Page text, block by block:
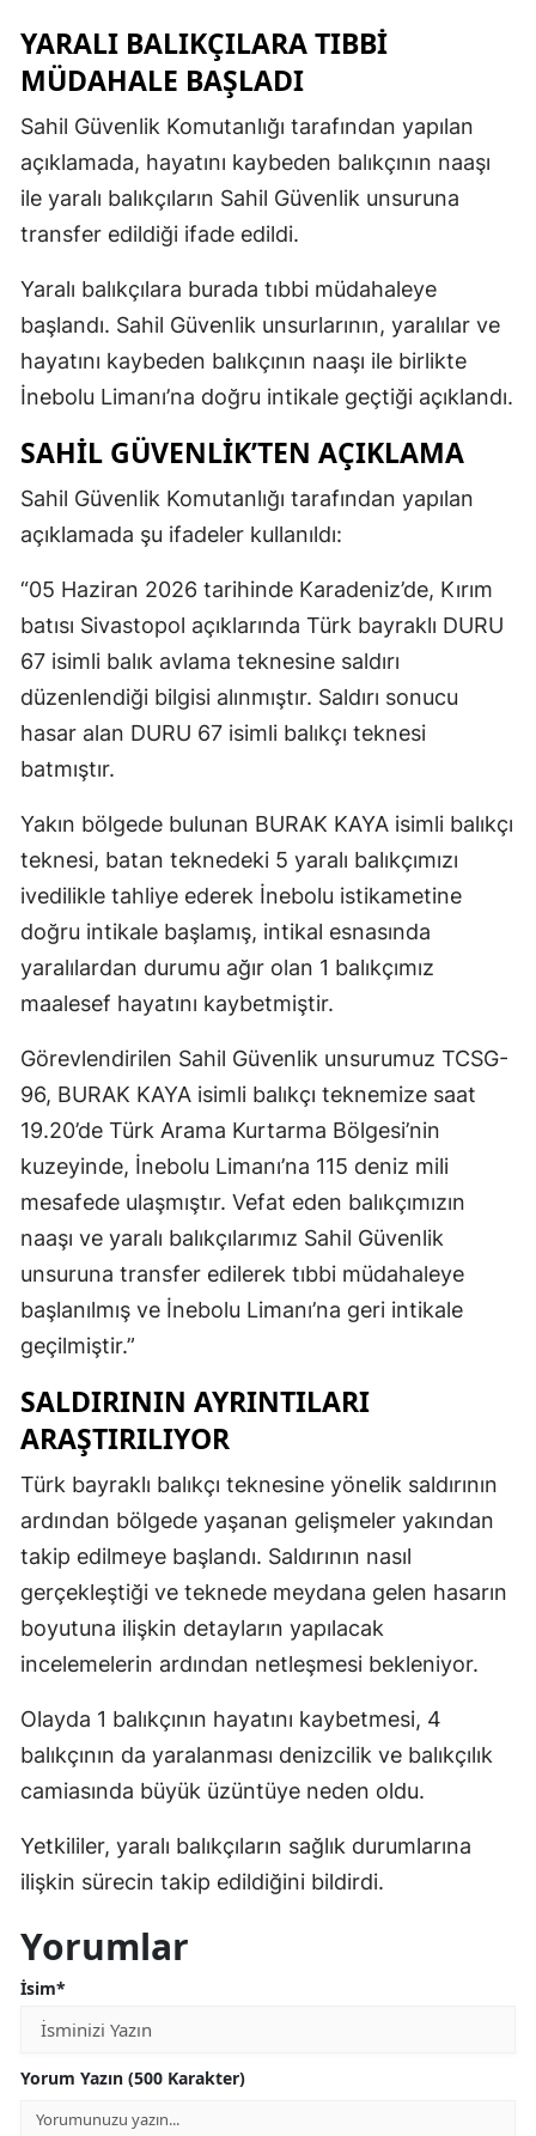
YARALI BALIKÇILARA TIBBİ
MÜDAHALE BAŞLADI
Sahil Güvenlik Komutanlığı tarafından yapılan
açıklamada, hayatını kaybeden balıkçının naaşı
ile yaralı balıkçıların Sahil Güvenlik unsuruna
transfer edildiği ifade edildi.
Yaralı balıkçılara burada tıbbi müdahaleye
başlandı. Sahil Güvenlik unsurlarının, yaralılar ve
hayatını kaybeden balıkçının naaşı ile birlikte
İnebolu Limanı’na doğru intikale geçtiği açıklandı.
SAHİL GÜVENLİK’TEN AÇIKLAMA
Sahil Güvenlik Komutanlığı tarafından yapılan
açıklamada şu ifadeler kullanıldı:
“05 Haziran 2026 tarihinde Karadeniz’de, Kırım
batısı Sivastopol açıklarında Türk bayraklı DURU
67 isimli balık avlama teknesine saldırı
düzenlendiği bilgisi alınmıştır. Saldırı sonucu
hasar alan DURU 67 isimli balıkçı teknesi
batmıştır.
Yakın bölgede bulunan BURAK KAYA isimli balıkçı
teknesi, batan teknedeki 5 yaralı balıkçımızı
ivedilikle tahliye ederek İnebolu istikametine
doğru intikale başlamış, intikal esnasında
yaralılardan durumu ağır olan 1 balıkçımız
maalesef hayatını kaybetmiştir.
Görevlendirilen Sahil Güvenlik unsurumuz TCSG-
96, BURAK KAYA isimli balıkçı teknemize saat
19.20’de Türk Arama Kurtarma Bölgesi’nin
kuzeyinde, İnebolu Limanı’na 115 deniz mili
mesafede ulaşmıştır. Vefat eden balıkçımızın
naaşı ve yaralı balıkçılarımız Sahil Güvenlik
unsuruna transfer edilerek tıbbi müdahaleye
başlanılmış ve İnebolu Limanı’na geri intikale
geçilmiştir.”
SALDIRININ AYRINTILARI
ARAŞTIRILIYOR
Türk bayraklı balıkçı teknesine yönelik saldırının
ardından bölgede yaşanan gelişmeler yakından
takip edilmeye başlandı. Saldırının nasıl
gerçekleştiği ve teknede meydana gelen hasarın
boyutuna ilişkin detayların yapılacak
incelemelerin ardından netleşmesi bekleniyor.
Olayda 1 balıkçının hayatını kaybetmesi, 4
balıkçının da yaralanması denizcilik ve balıkçılık
camiasında büyük üzüntüye neden oldu.
Yetkililer, yaralı balıkçıların sağlık durumlarına
ilişkin sürecin takip edildiğini bildirdi.
Yorumlar
İsim*
Yorum Yazın (500 Karakter)